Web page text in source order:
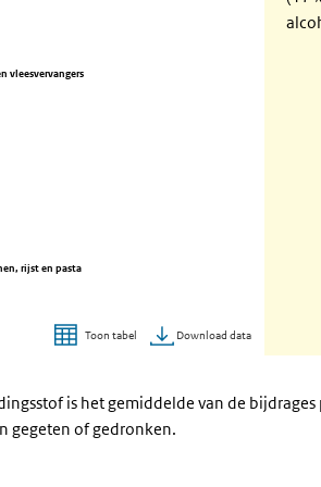
vleesvervangers
vleesvervangers
rijst en pasta
rijst en pasta
Toon tabel Download data
is het gemiddelde van de
gegeten of gedronken.